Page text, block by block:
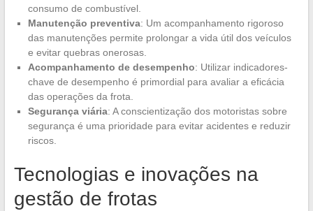
consumo de combustível.
Manutenção preventiva: Um acompanhamento rigoroso
das manutenções permite prolongar a vida útil dos veículos
e evitar quebras onerosas.
Acompanhamento de desempenho: Utilizar indicadores-
chave de desempenho é primordial para avaliar a eficácia
das operações da frota.
Segurança viária: A conscientização dos motoristas sobre
segurança é uma prioridade para evitar acidentes e reduzir
riscos.
Tecnologias e inovações na
gestão de frotas